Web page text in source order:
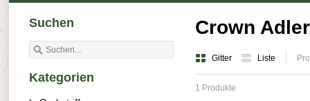
Crown Adler
Gitter Liste
1 Produkte
Suchen
Kategorien